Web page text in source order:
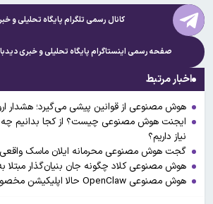
کانال رسمی تلگرام پایگاه تحلیلی و
صفحه رسمی اینستاگرام پایگاه تحلیلی و خبری
اخبار مرتبط
هوش مصنوعی از قوانین پیشی می‌گیرد؛ هشدار
نیاز داریم؟
گجت هوش مصنوعی محرمانه ایلان ماسک
هوش مصنوعی کلاد چگونه جان بنیان‌گذار مبتلا
هوش مصنوعی OpenClaw حالا اپلیکیشن مخصوص آیفون دارد